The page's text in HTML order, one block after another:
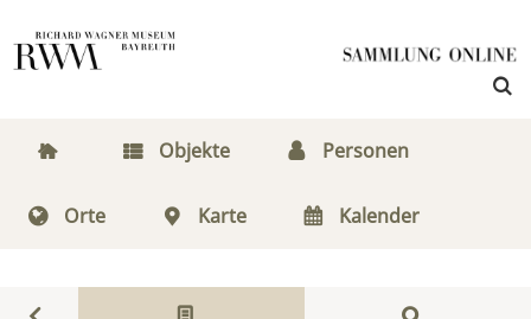
Objekte Personen
Orte Karte Kalender